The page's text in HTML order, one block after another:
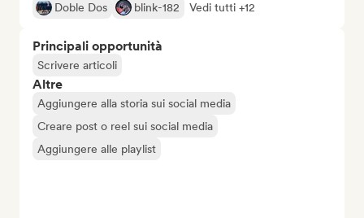
Doble Dos
blink-182 Vedi tutti +12
Principali opportunità
Scrivere articoli
Altre
Aggiungere alla storia sui social media
Creare post o reel sui social media
Aggiungere alle playlist